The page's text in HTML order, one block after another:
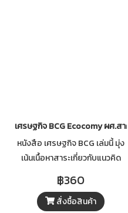
เศรษฐกิจ BCG Ecocomy ผศ.ส
หนังสือ เศรษฐกิจ BCG เล่มนี้ มุ่ง
เน้นเนื้อหาสาระเกี่ยวกับแนวคิด
การผลิตสินค้าและการบริการเพื่อ
ความยั่งยืน การสร้างสรรค์
นวัตกรรม และการประกอบการ
฿360
สั่งซื้อสินค้า